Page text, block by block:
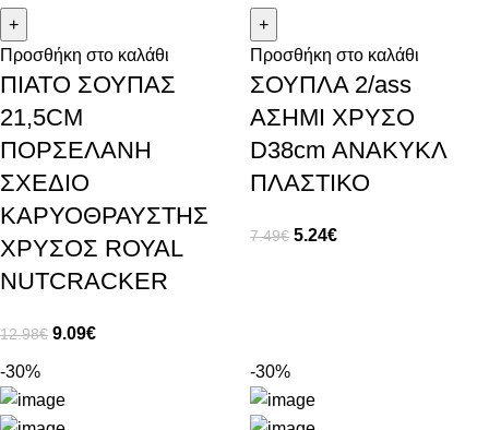
Προσθήκη στο καλάθι
ΠΙΑΤΟ ΣΟΥΠΑΣ
21,5CΜ
ΠΟΡΣΕΛΑΝΗ
ΣΧΕΔΙΟ
ΚΑΡΥΟΘΡΑΥΣΤΗΣ
ΧΡΥΣΟΣ RΟΥΑL
ΝUΤCRΑCΚΕR
12.98€ 9.09€
Προσθήκη στο καλάθι
ΣΟΥΠΛΑ 2/ass
ΑΣΗΜΙ ΧΡΥΣΟ
D38cm ΑΝΑΚΥΚΛ
ΠΛΑΣΤΙΚΟ
7.49€ 5.24€
-30% -30%